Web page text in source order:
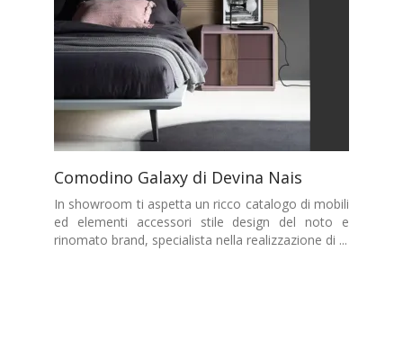
Comodino Galaxy di Devina Nais
In showroom ti aspetta un ricco catalogo di mobili
ed elementi accessori stile design del noto e
rinomato brand, specialista nella realizzazione di ...